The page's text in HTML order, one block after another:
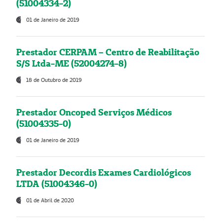
(51004334-2)
01 de Janeiro de 2019
Prestador CERPAM – Centro de Reabilitação
S/S Ltda-ME (52004274-8)
18 de Outubro de 2019
Prestador Oncoped Serviços Médicos
(51004335-0)
01 de Janeiro de 2019
Prestador Decordis Exames Cardiológicos
LTDA (51004346-0)
01 de Abril de 2020